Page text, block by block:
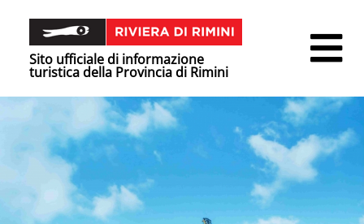
Sito ufficiale di informazione
turistica della Provincia di Rimini